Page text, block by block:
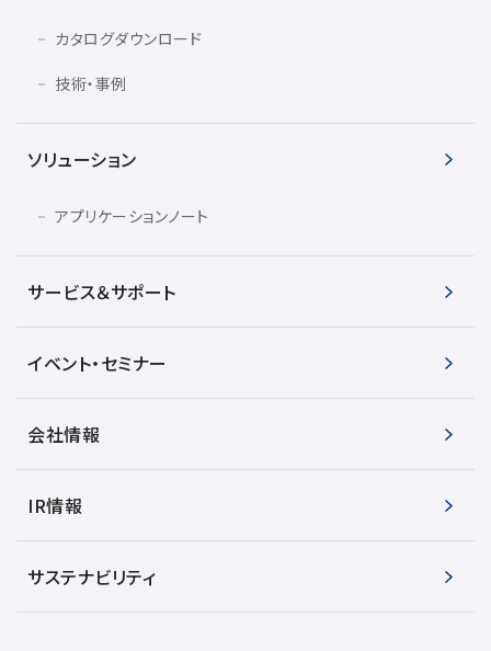
カタログダウンロード
技術・事例
ソリューション
アプリケーションノート
サービス＆サポート
イベント・セミナー
会社情報
IR情報
サステナビリティ